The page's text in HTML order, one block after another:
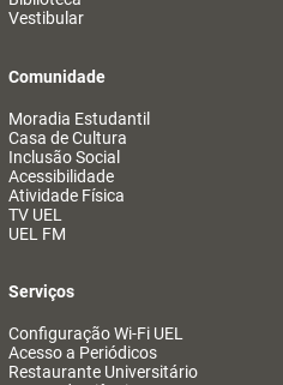
Vestibular
Comunidade
Moradia Estudantil
Casa de Cultura
Inclusão Social
Acessibilidade
Atividade Física
TV UEL
UEL FM
Serviços
Configuração Wi-Fi UEL
Acesso a Periódicos
Restaurante Universitário